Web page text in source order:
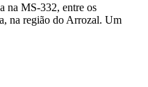
na MS-332, entre os
na região do Arrozal. Um